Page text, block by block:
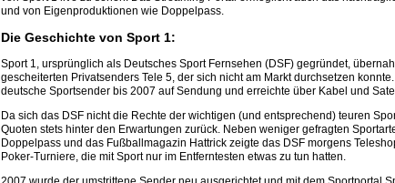
und von Eigenproduktionen wie Doppelpass.
Die Geschichte von Sport 1:
Sport 1, ursprünglich als Deutsches Sport Fernsehen (DSF) gegründet,
gescheiterten Privatsenders Tele 5, der sich nicht am Markt durchsetzen
deutsche Sportsender bis 2007 auf Sendung und erreichte über Kabel und
Da sich das DSF nicht die Rechte der wichtigen (und entsprechend) teuren
Quoten stets hinter den Erwartungen zurück. Neben weniger gefragten
Doppelpass und das Fußballmagazin Hattrick zeigte das DSF morgens
Poker-Turniere, die mit Sport nur im Entferntesten etwas zu tun hatten.